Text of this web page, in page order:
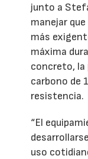
junto a
manejar
más
máxima
concreto, la
carbono de
resistencia.
“El
uso